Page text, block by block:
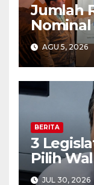
Jumlah
Nominal
Timur Meningkat 1,17% Year
on Year.
AGU 5, 2026
BERITA
3
Pilih
JUL 30, 2026